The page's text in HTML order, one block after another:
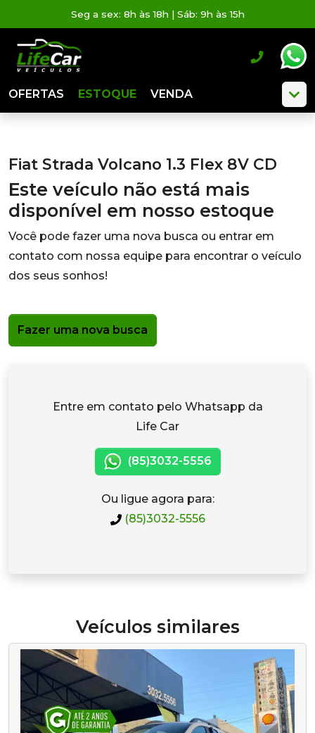
Seg a sex: 8h às 18h | Sáb: 9h às 15h
OFERTAS ESTOQUE VENDA
Fiat Strada Volcano 1.3 Flex 8V CD
Este veículo não está mais
disponível em nosso estoque
Você pode fazer uma nova busca ou entrar em
contato com nossa equipe para encontrar o veículo
dos seus sonhos!
Fazer uma nova busca
Entre em contato pelo Whatsapp da
Life Car
(85)3032-5556
Ou ligue agora para:
(85)3032-5556
Veículos similares